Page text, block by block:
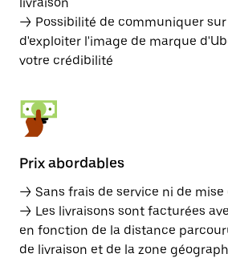
→ Possibilité de communiquer
d'exploiter l'image de marque
votre crédibilité
Prix abordables
→ Sans frais de service ni de mise
→ Les livraisons sont facturées
en fonction de la distance
de livraison et de la zone